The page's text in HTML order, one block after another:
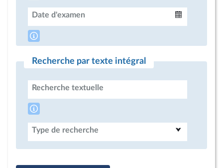
Date d'examen
Recherche par texte intégral
Recherche textuelle
Type de recherche